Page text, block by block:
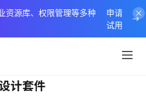
资源库、权限管理等多种
申请
试用
计套件